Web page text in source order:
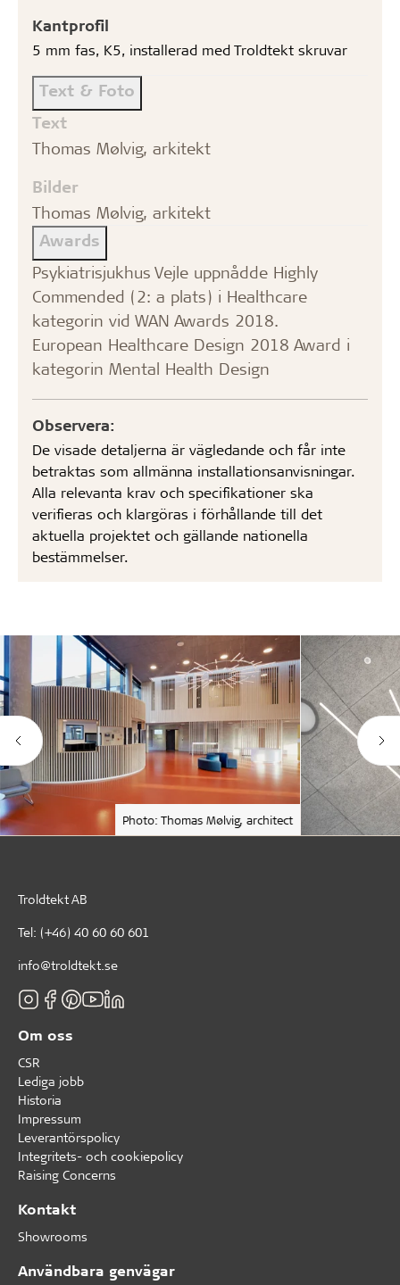
Kantprofil
5 mm fas, K5, installerad med Troldtekt skruvar
Text & Foto
Text
Thomas Mølvig, arkitekt
Bilder
Thomas Mølvig, arkitekt
Awards
Psykiatrisjukhus Vejle uppnådde Highly
Commended (2: a plats) i Healthcare
kategorin vid WAN Awards 2018.
European Healthcare Design 2018 Award i
kategorin Mental Health Design
Observera:
De visade detaljerna är vägledande och får inte
betraktas som allmänna installationsanvisningar.
Alla relevanta krav och specifikationer ska
verifieras och klargöras i förhållande till det
aktuella projektet och gällande nationella
bestämmelser.
Photo: Thomas Mølvig, architect
Troldtekt AB
Tel: (+46) 40 60 60 601
info@troldtekt.se
Om oss
CSR
Lediga jobb
Historia
Impressum
Leverantörspolicy
Integritets- och cookiepolicy
Raising Concerns
Kontakt
Showrooms
Användbara genvägar